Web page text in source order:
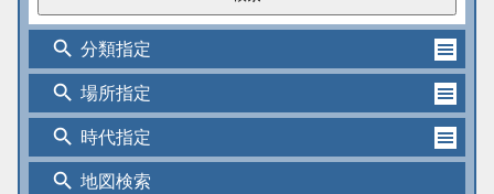
search 分類指定
search 場所指定
search 時代指定
search 地図検索